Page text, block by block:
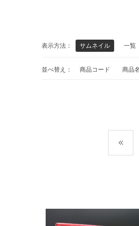
表示方法： サムネイル 一覧
並べ替え： 商品コード 商品名